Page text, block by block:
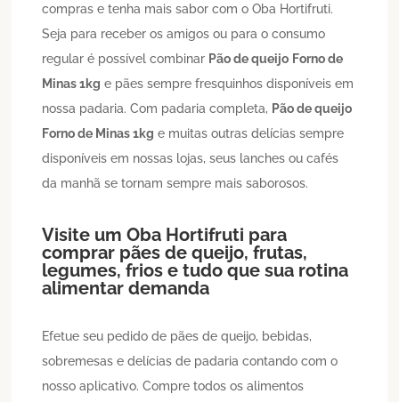
compras e tenha mais sabor com o Oba Hortifruti.
Seja para receber os amigos ou para o consumo
regular é possível combinar Pão de queijo Forno de
Minas 1kg e pães sempre fresquinhos disponíveis em
nossa padaria. Com padaria completa, Pão de queijo
Forno de Minas 1kg e muitas outras delícias sempre
disponíveis em nossas lojas, seus lanches ou cafés
da manhã se tornam sempre mais saborosos.
Visite um Oba Hortifruti para
comprar pães de queijo, frutas,
legumes, frios e tudo que sua rotina
alimentar demanda
Efetue seu pedido de pães de queijo, bebidas,
sobremesas e delícias de padaria contando com o
nosso aplicativo. Compre todos os alimentos